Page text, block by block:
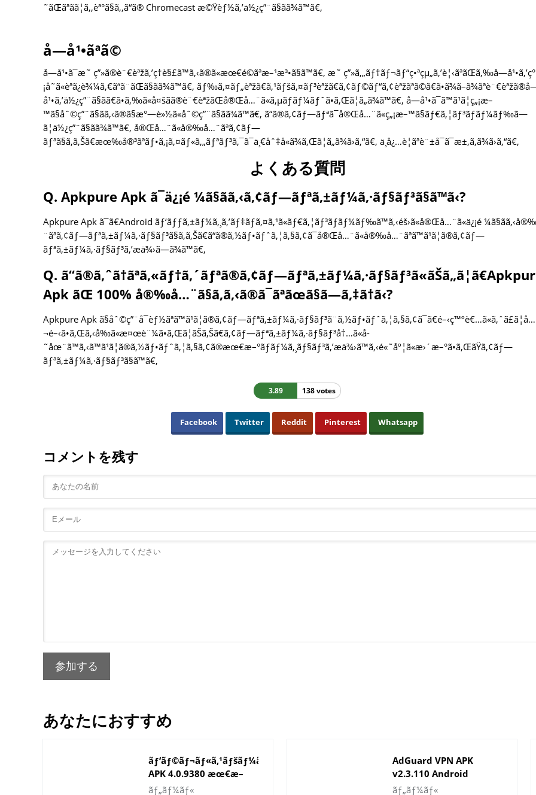
˜ãŒãªãã¦ã‚‚èª°ã§ã‚‚ã“ã® Chromecast æ©Ÿèƒ½ã‚’ä½¿ç”¨ã§ãã¾ã™ã€‚
å­—å¹•ãªã©
å­—å¹•ã¯æ˜ ç”»ã®è¨€èªžã‚’ç†è§£ã™ã‚‹ã®ã«æœ€é©ãªæ–¹æ³•ã§ã™ã€‚ æ˜ ç”»ã‚„ãƒ†ãƒ¬ãƒ“ç•ªçµ„ã‚’è¦‹ãªãŒã‚‰å­—å¹•ã‚’ç°
¡å˜ã«èª­ã¿è¾¼ã‚€ã“ã¨ãŒã§ãã¾ã™ã€‚
å¹•ã‚’ä½¿ç”¨ã§ãã€ã•ã‚‰ã«å¤šãã®è¨€èªžãŒå®Œå…¨ã«ã‚µãƒãƒ¼ãƒˆã•ã‚Œã¦ã„ã¾ã™ã€‚ å­—å¹•ã¯ã™ã¹ã¦ç„¡æ–
™ã§åˆ©ç”¨ã§ãã‚‹ã®ã§æ°—è»½ã«åˆ©ç”¨ã§ãã¾ã™ã€‚ ã“ã®ã‚¢ãƒ—ãƒªã¯å®Œå…¨ã«ç„¡æ–™ã§ãƒ€ã‚¦ãƒ³ãƒ­ãƒ¼ãƒ‰ã—
ã¦ä½¿ç”¨ã§ãã¾ã™ã€‚ å®Œå…¨ã«å®‰å…¨ãªã‚¢ãƒ—
ãƒªã§ã‚ã‚Šã€æœ‰å®³ãªãƒ•ã‚¡ã‚¤ãƒ«ã‚„ãƒªãƒ³ã‚¯ã¯ä¸€åˆ‡å«ã¾ã‚Œã¦ã„ã¾ã›ã‚“ã€‚ ä¸å¿…è¦ãªè¨±å¯ã¯æ±‚ã‚ã¾ã›ã‚“ã€‚
よくある質問
Q. Apkpure Apk ã¯ä¿¡é ¼ã§ãã‚‹ã‚¢ãƒ—ãƒªã‚±ãƒ¼ã‚·ãƒ§ãƒ³ã§ã™ã‹?
Apkpure Apk ã¯ã€Android ãƒ‘ãƒƒã‚±ãƒ¼ã‚¸ã‚’ãƒ‡ãƒã‚¤ã‚¹ã«ãƒ€ã‚¦ãƒ³ãƒ­ãƒ¼ãƒ‰ã™ã‚‹éš›ã«å®Œå…¨ã«ä¿¡é
¨ãªã‚¢ãƒ—ãƒªã‚±ãƒ¼ã‚·ãƒ§ãƒ³ã§ã‚ã‚Šã€ã“ã®ã‚½ãƒ•ãƒˆã‚¦ã‚§ã‚¢ã¯å®Œå…¨ã«å®‰å…¨ãªã™ã¹ã¦ã®ã‚¢ãƒ—
ãƒªã‚±ãƒ¼ã‚·ãƒ§ãƒ³ã‚’æä¾›ã—ã¾ã™ã€‚
Q.
Apk ãŒ 100% å®‰å…¨ã§ã‚ã‚‹ã®ã¯ãªãœã§ã—ã‚‡ã†ã‹?
Apkpure Apk ã§åˆ©ç”¨å¯èƒ½ãªã™ã¹ã¦ã®ã‚¢ãƒ—ãƒªã‚±ãƒ¼ã‚·ãƒ§ãƒ³ã¨ã‚½ãƒ•ãƒˆã‚¦ã‚§ã‚¢ã¯ã€é–‹ç™ºè€…ã«ã‚ˆã£ã¦å…
¬é–‹ã•ã‚Œã‚‹å‰ã«æ¤œè¨¼ã•ã‚Œã¦ãŠã‚Šã€ã‚¢ãƒ—ãƒªã‚±ãƒ¼ã‚·ãƒ§ãƒ³å†…ã«å­
˜åœ¨ã™ã‚‹ã™ã¹ã¦ã®ã‚½ãƒ•ãƒˆã‚¦ã‚§ã‚¢ã®æœ€æ–°ãƒãƒ¼ã‚¸ãƒ§ãƒ³ã‚’æä¾›ã™ã‚‹é«˜åº¦ã«æ›´æ–°ã•ã‚ŒãŸã‚¢ãƒ—
ãƒªã‚±ãƒ¼ã‚·ãƒ§ãƒ³ã§ã™ã€‚
3.89 138 votes
Facebook Twitter Reddit Pinterest Whatsapp
コメントを残す
参加する
あなたにおすすめ
ãƒ‘ãƒ©ãƒ¬ãƒ«ã‚¹ãƒšãƒ¼ã‚¹
APK 4.0.9380 æœ€æ–
°ãƒãƒ¼ã‚¸ãƒ§ãƒ³
ãƒ„ãƒ¼ãƒ«
AdGuard VPN APK
v2.3.110 Android
ç”¨ãƒ€ã‚¦ãƒ³ãƒ­ãƒ¼ãƒ‰
ãƒ„ãƒ¼ãƒ«